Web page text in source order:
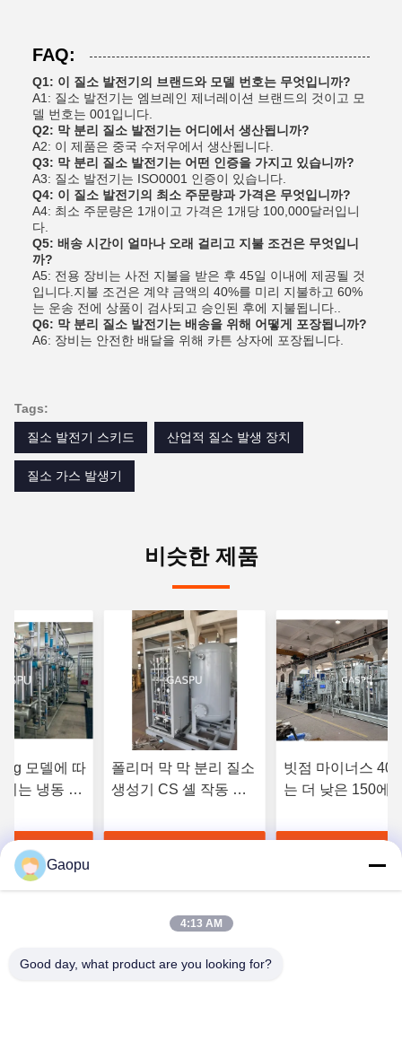
FAQ:
Q1: 이 질소 발전기의 브랜드와 모델 번호는 무엇입니까?
A1: 질소 발전기는 엠브레인 제너레이션 브랜드의 것이고 모
델 번호는 001입니다.
Q2: 막 분리 질소 발전기는 어디에서 생산됩니까?
A2: 이 제품은 중국 수저우에서 생산됩니다.
Q3: 막 분리 질소 발전기는 어떤 인증을 가지고 있습니까?
A3: 질소 발전기는 ISO0001 인증이 있습니다.
Q4: 이 질소 발전기의 최소 주문량과 가격은 무엇입니까?
A4: 최소 주문량은 1개이고 가격은 1개당 100,000달러입니
다.
Q5: 배송 시간이 얼마나 오래 걸리고 지불 조건은 무엇입니
까?
A5: 전용 장비는 사전 지불을 받은 후 45일 이내에 제공될 것
입니다.지불 조건은 계약 금액의 40%를 미리 지불하고 60%
는 운송 전에 상품이 검사되고 승인된 후에 지불됩니다..
Q6: 막 분리 질소 발전기는 배송을 위해 어떻게 포장됩니까?
A6: 장비는 안전한 배달을 위해 카튼 상자에 포장됩니다.
Tags:
질소 발전기 스키드
산업적 질소 발생 장치
질소 가스 발생기
비슷한 제품
kg 모델에 따
는 냉동 질
순도가 낮
은 가격 을 구
폴리머 막 막 분리 질소
생성기 CS 셸 작동 온
도로 적합
빗점 마이너스
는 더 낮은 150에
장 질소 용액 분리
가장 좋은 가
Gaopu
4:13 AM
Good day, what product are you looking for?